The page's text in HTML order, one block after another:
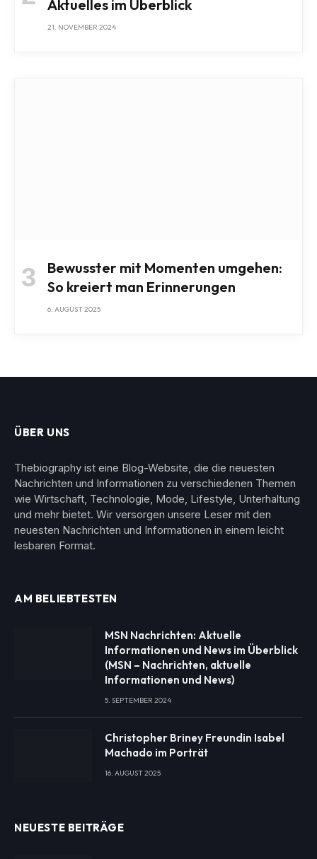
Aktuelles im Überblick
21. NOVEMBER 2024
Bewusster mit Momenten umgehen:
So kreiert man Erinnerungen
6. AUGUST 2025
ÜBER UNS
Thebiography ist eine Blog-Website, die die neuesten
Nachrichten und Informationen zu verschiedenen Themen
wie Wirtschaft, Technologie, Mode, Lifestyle, Unterhaltung
und mehr bietet. Wir versorgen unsere Leser mit den
neuesten Nachrichten und Informationen in einem leicht
lesbaren Format.
AM BELIEBTESTEN
MSN Nachrichten: Aktuelle
Informationen und News im Überblick
(MSN – Nachrichten, aktuelle
Informationen und News)
5. SEPTEMBER 2024
Christopher Briney Freundin Isabel
Machado im Porträt
16. AUGUST 2025
NEUESTE BEITRÄGE